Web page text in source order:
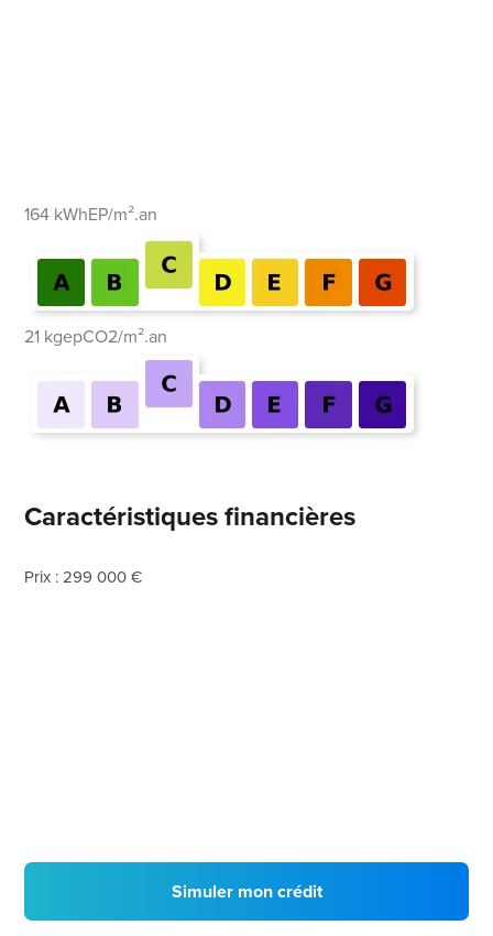
164 kWhEP/m².an
21 kgepCO2/m².an
Caractéristiques financières
Prix : 299 000 €
Simuler mon crédit